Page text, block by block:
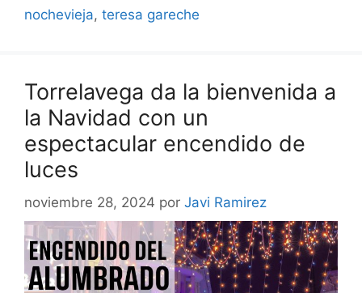
nochevieja, teresa gareche
Torrelavega da la bienvenida a
la Navidad con un
espectacular encendido de
luces
noviembre 28, 2024 por Javi Ramirez